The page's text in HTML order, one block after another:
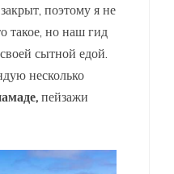
поэтому я не
такое, но наш гид
сытной едой.
несколько
пейзажи